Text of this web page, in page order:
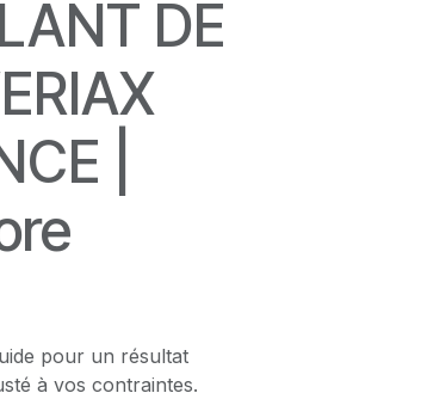
DE
|
pour un résultat
à vos contraintes.